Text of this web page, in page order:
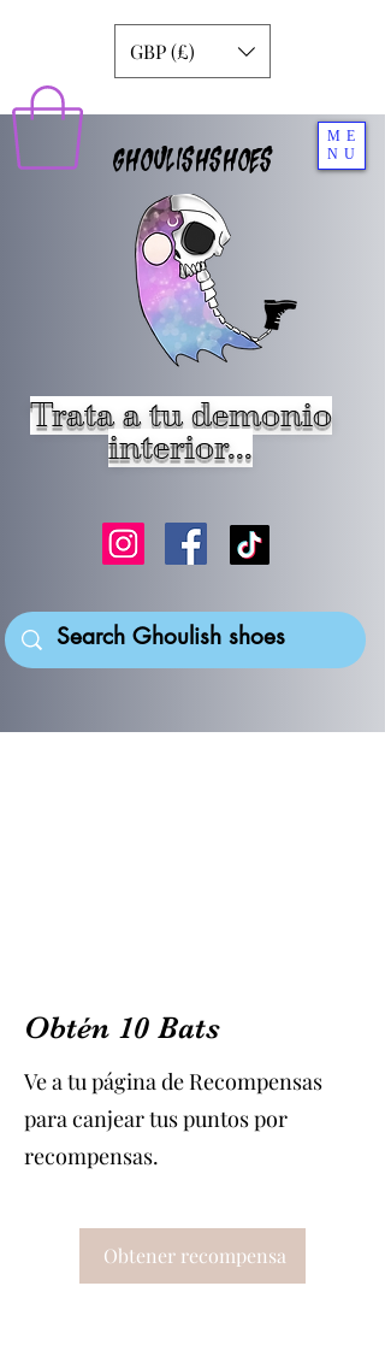
ME
NU
GHOULISHSHOES
Trata a tu demonio
interior...
GBP (£)
Obtén 10 Bats
Ve a tu página de Recompensas
para canjear tus puntos por
recompensas.
Obtener recompensa